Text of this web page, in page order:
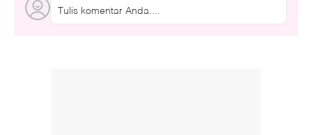
Tulis komentar Anda....